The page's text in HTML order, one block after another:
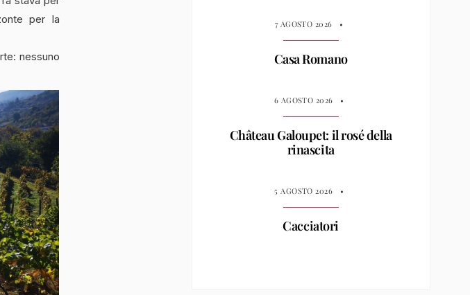
per la
nessuno
7 AGOSTO 2026 •
Casa Romano
6 AGOSTO 2026 •
Château Galoupet: il rosé della
rinascita
5 AGOSTO 2026 •
Cacciatori